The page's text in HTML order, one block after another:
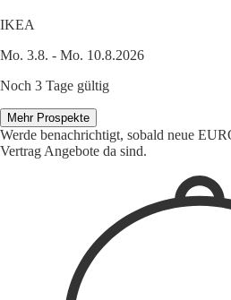
IKEA
Mo. 3.8. - Mo. 10.8.2026
Noch 3 Tage gültig
Mehr Prospekte
Werde benachrichtigt, sobald neue
Vertrag Angebote da sind.